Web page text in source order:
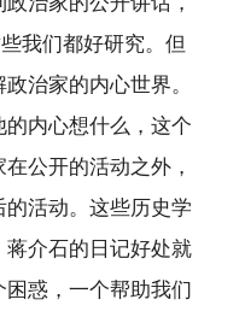
我们都好研究。但
治家的内心世界。
内心想什么，这个
公开的活动之外，
活动。这些历史学
介石的日记好处就
惑，一个帮助我们